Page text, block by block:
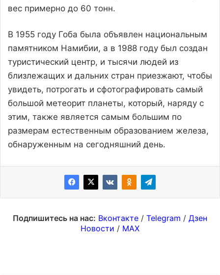
вес примерно до 60 тонн.
В 1955 году Гоба была объявлен национальным
памятником Намибии, а в 1988 году был создан
туристический центр, и тысячи людей из
близлежащих и дальних стран приезжают, чтобы
увидеть, потрогать и сфотографировать самый
большой метеорит планеты, который, наряду с
этим, также является самым большим по
размерам естественным образованием железа,
обнаруженным на сегодняшний день.
Подпишитесь на нас: Вконтакте / Telegram / Дзен
Новости / MAX